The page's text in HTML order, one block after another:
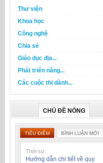
Thư viện
Khoa học
Công nghệ
Chia sẻ
Giáo dục địa...
Phát triển năng...
Các cuộc thi dành...
CHỦ ĐỀ NÓNG
TIÊU ĐIỂM BÌNH LUẬN MỚI
Thời sự
Hướng dẫn chi tiết về quy